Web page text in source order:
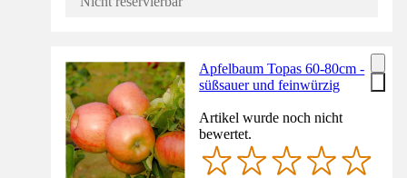
Apfelbaum Topas 60-80cm -
süßsauer und feinwürzig
Artikel wurde noch nicht
bewertet.